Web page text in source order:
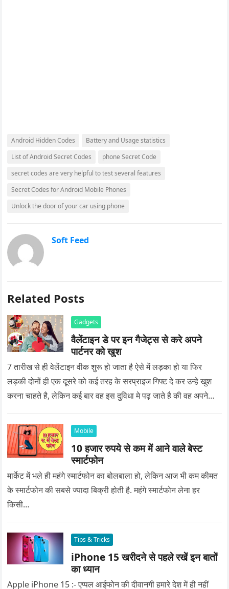
Android Hidden Codes
Battery and Usage statistics
List of Android Secret Codes
phone Secret Code
secret codes are very helpful to test several features
Secret Codes for Android Mobile Phones
Unlock the door of your car using phone
Soft Feed
Related Posts
Gadgets
वैलेंटाइन डे पर इन गैजेट्स से करे अपने
पार्टनर को खुश
7 तारीख से ही वेलेंटाइन वीक शुरू हो जाता है ऐसे में लड़का हो या फिर
लड़की दोनों ही एक दूसरे को कई तरह के सरप्राइज गिफ्ट दे कर उन्हे खुश
करना चाहते है, लेकिन कई बार वह इस दुविधा मे पढ़ जाते है की वह अपने
Mobile
10 हजार रुपये से कम में आने वाले बेस्ट
स्मार्टफोन
मार्केट में भले ही महंगे स्मार्टफोन का बोलबाला हो, लेकिन आज भी कम कीमत
के स्मार्टफोन की सबसे ज्यादा बिक्री होती है. महंगे स्मार्टफोन लेना हर
किसी…
Tips & Tricks
iPhone 15 खरीदने से पहले रखें इन बातों
का ध्यान
Apple iPhone 15 :- एप्पल आईफोन की दीवानगी हमारे देश में ही नहीं